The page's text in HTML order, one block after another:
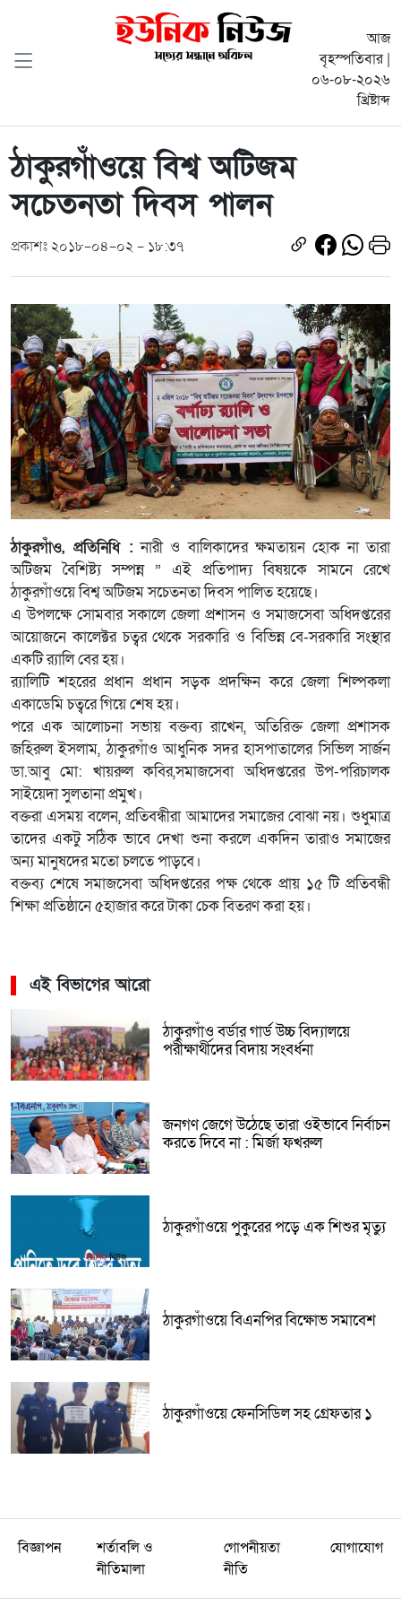
আজ
বৃহস্পতিবার |
০৬-০৮-২০২৬
খ্রিষ্টাব্দ
ঠাকুরগাঁওয়ে বিশ্ব অটিজম
সচেতনতা দিবস পালন
প্রকাশঃ ২০১৮-০৪-০২ - ১৮:৩৭
ঠাকুরগাঁও, প্রতিনিধি : নারী ও বালিকাদের ক্ষমতায়ন হোক না তারা
অটিজম বৈশিষ্ট্য সম্পন্ন ” এই প্রতিপাদ্য বিষয়কে সামনে রেখে
ঠাকুরগাঁওয়ে বিশ্ব অটিজম সচেতনতা দিবস পালিত হয়েছে।
এ উপলক্ষে সোমবার সকালে জেলা প্রশাসন ও সমাজসেবা অধিদপ্তরের
আয়োজনে কালেক্টর চত্বর থেকে সরকারি ও বিভিন্ন বে-সরকারি সংস্থার
একটি র‌্যালি বের হয়।
র‌্যালিটি শহরের প্রধান প্রধান সড়ক প্রদক্ষিন করে জেলা শিল্পকলা
একাডেমি চত্বরে গিয়ে শেষ হয়।
পরে এক আলোচনা সভায় বক্তব্য রাখেন, অতিরিক্ত জেলা প্রশাসক
জহিরুল ইসলাম, ঠাকুরগাঁও আধুনিক সদর হাসপাতালের সিভিল সার্জন
ডা.আবু মো: খায়রুল কবির,সমাজসেবা অধিদপ্তরের উপ-পরিচালক
সাইয়েদা সুলতানা প্রমুখ।
বক্তরা এসময় বলেন, প্রতিবন্ধীরা আমাদের সমাজের বোঝা নয়। শুধুমাত্র
তাদের একটু সঠিক ভাবে দেখা শুনা করলে একদিন তারাও সমাজের
অন্য মানুষদের মতো চলতে পাড়বে।
বক্তব্য শেষে সমাজসেবা অধিদপ্তরের পক্ষ থেকে প্রায় ১৫ টি প্রতিবন্ধী
শিক্ষা প্রতিষ্ঠানে ৫হাজার করে টাকা চেক বিতরণ করা হয়।
এই বিভাগের আরো
ঠাকুরগাঁও বর্ডার গার্ড উচ্চ বিদ্যালয়ে
পরীক্ষার্থীদের বিদায় সংবর্ধনা
জনগণ জেগে উঠেছে তারা ওইভাবে নির্বাচন
করতে দিবে না : মির্জা ফখরুল
ঠাকুরগাঁওয়ে পুকুরের পড়ে এক শিশুর মৃত্যু
ঠাকুরগাঁওয়ে বিএনপির বিক্ষোভ সমাবেশ
ঠাকুরগাঁওয়ে ফেনসিডিল সহ গ্রেফতার ১
বিজ্ঞাপন
শর্তাবলি ও
নীতিমালা
গোপনীয়তা
নীতি
যোগাযোগ